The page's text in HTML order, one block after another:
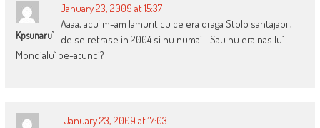
Kpsunaru`
January 23, 2009 at 15:37
Aaaa, acu` m-am lamurit cu ce era draga Stolo santajabil,
de se retrase in 2004 si nu numai… Sau nu era nas lu`
Mondialu` pe-atunci?
January 23, 2009 at 17:03